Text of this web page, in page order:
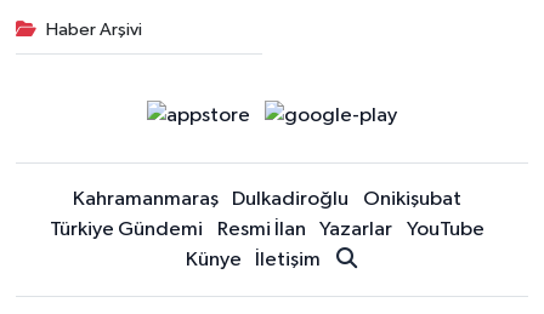
Haber Arşivi
Kahramanmaraş Dulkadiroğlu
Onikişubat
Türkiye Gündemi
Resmi İlan Yazarlar
YouTube
Künye
İletişim